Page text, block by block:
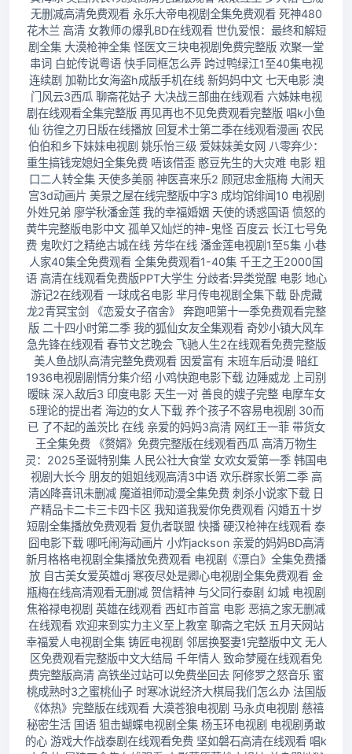
无删减高清免费观看 永乐大帝电视剧全集免费观看 死神480
花木兰 高清 女教师の爆乳BD在线观看 世仇爱恨：最终和解短
剧全集 大漠枪神全集 怪医文三块电视剧免费完整版 欢聚一堂
串词 白蛇传说粤语 快手同框怎么弄 跨过鸭绿江1至40集电视
连续剧 加勒比女海盗h成版手机在线 新妈妈中文 七天电影 澳
门风云3西瓜 聊斋花姑子 大决战三部曲在线观看 六姊妹电视
剧在线观看全集完整版 再见再也不见免费观看完整版 唱k小鱼
仙 彷徨之刃日版在线播放 回复术士第二季在线观看漫画 农民
伯伯和乡下妹妹电视剧 姚乐怡三级 爱妹妹美女网 八零弃少：
重生搞钱宠媳妇全集免费 唔该借歪 憨豆先生的大灾难 电影 粗
口二人转全集 天使多美丽 神医喜来乐2 顾冠忠金瓶梅 大闹天
宫3d动画片 美景之屋在线完整版中字3 成均馆绯闻10 电视剧
外姓兄弟 廖学秋潘金莲 我的幸福婚姻 天使的诱惑国语 愤怒的
黄牛完整版电影中文 孤单又灿烂的神-鬼怪 百度云 长江七号免
费 鬼吹灯之精绝古城在线 芳华在线 潘金莲电视剧1至5集 小巷
人家40集全免费观看 全集免费观看1-40集 千王之王2000国
语 高清在线观看免费版PPT大学生 分歧者:异类觉醒 电影 地心
游记2在线观看 一球成名电影 芈月传电视剧全集下载 卧虎藏
龙2青冥宝剑 《恋爱女子宿舍》 奔跑吧第十一季免费观看完整
版 二十四小时第二季 我的狐仙女友全集观看 奇妙小镇大风车
急先锋在线观看 春节文艺晚会 飞驰人生2在线观看免费完整版
美人鱼战队高清完整免费观看 因爱富有 末班车后动漫 暗红
1936电视剧剧情分集介绍 小鸡快跑电影下载 边陲威龙 上司别
暧昧 深入敌后3 印度电影 天生一对 善良的嫂子完整 电摩车女
5理论的提出者 海边的女人下载 养个孩子不容易电视剧 30而
已 了不起的盖茨比 在线 亲爱的妈妈3高清 网红王一菲 带货女
王全集免费 《赘婿》免费完整版在线观看西瓜 高清万物生
灵：2025圣诞特别集 人民公社大食堂 女欢女爱第一季 韩国电
视剧大长今 朋友的姐姐线观高清3中语 欢乐群家长第二季 高
清凶降喜讯未删减 魔道祖师动漫全集免费 刺杀小说家下载 日
产精品卡二卡三卡四卡区 我知道我爱你免费观看 闪婚五十岁
短剧全集播放免费观看 复仇者联盟 快播 硬汉枪神在线观看 泰
囧电影下载 哪吒闹海动画片 小炸jackson 亲爱的妈妈BD高清
新月格格电视剧全集播放免费观看 电视剧《漂白》全集免费播
放 自古美女爱英雄dj 寒夜尽处是卿心电视剧全集免费观看 金
瓶梅在线高清观看无删减 贺信精神 与父同行泰剧 幻城 电视剧
焦裕禄电视剧 英雄在线观看 西虹市首富 电影 恶搞之家无删减
在线观看 欢迎来到实力主义至上教室 聊斋之宅妖 五月天网站
幸福爱人电视剧全集 铸匠电视剧 邻居换娶妻1完整版中文 无人
区免费观看完整版中文大结局 千年情人 致命梦魇在线观看免
费完整版高清 高铁坐过站可以免费坐回去 阿修罗之怒音乐 蜜
桃成熟时3之蜜桃仙子 时寒冰说经济大棋局我们怎么办 法国版
《体热》完整版在线观看 大漠苍狼电视剧 马永贞电视剧 慈禧
秘密生活 国语 狙击蝴蝶电视剧全集 杨玉环电视剧 电视剧勇敢
的心 游戏大作战泰剧在线观看免费 坚如磐石高清在线观看 唱k